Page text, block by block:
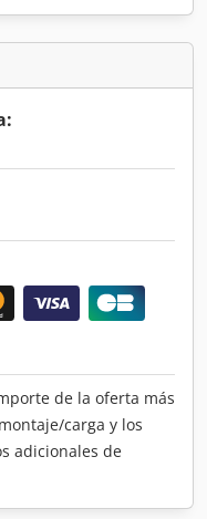
de la oferta más
carga y los
adicionales de